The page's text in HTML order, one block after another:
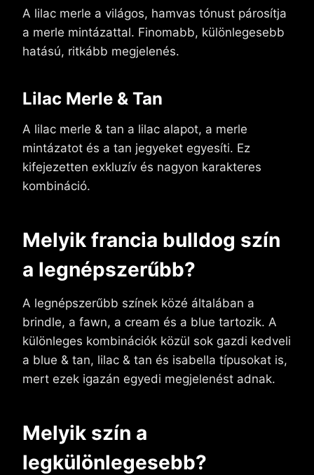
A lilac merle a világos, hamvas tónust párosítja
a merle mintázattal. Finomabb, különlegesebb
hatású, ritkább megjelenés.
Lilac Merle & Tan
A lilac merle & tan a lilac alapot, a merle
mintázatot és a tan jegyeket egyesíti. Ez
kifejezetten exkluzív és nagyon karakteres
kombináció.
Melyik francia bulldog szín
a legnépszerűbb?
A legnépszerűbb színek közé általában a
brindle, a fawn, a cream és a blue tartozik. A
különleges kombinációk közül sok gazdi kedveli
a blue & tan, lilac & tan és isabella típusokat is,
mert ezek igazán egyedi megjelenést adnak.
Melyik szín a
legkülönlegesebb?